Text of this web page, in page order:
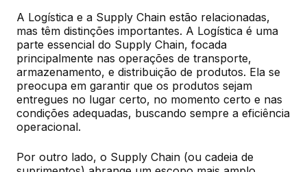
A Logística e a Supply Chain estão relacionadas,
mas têm distinções importantes. A Logística é uma
parte essencial do Supply Chain, focada
principalmente nas operações de transporte,
armazenamento, e distribuição de produtos. Ela se
preocupa em garantir que os produtos sejam
entregues no lugar certo, no momento certo e nas
condições adequadas, buscando sempre a eficiência
operacional.
Por outro lado, o Supply Chain (ou cadeia de